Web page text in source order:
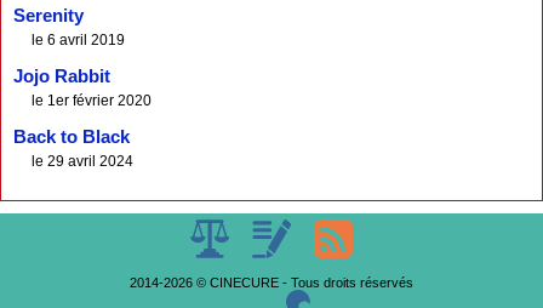
Serenity
le 6 avril 2019
Jojo Rabbit
le 1er février 2020
Back to Black
le 29 avril 2024
2014-2026 © CINECURE - Tous droits réservés